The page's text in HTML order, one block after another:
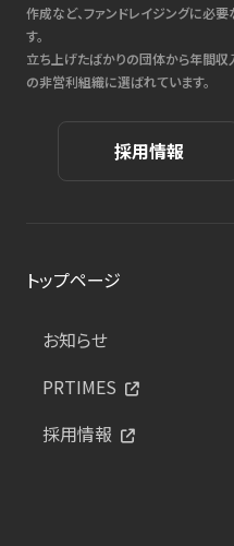
作成など、ファンドレイジングに必
す。
立ち上げたばかりの団体から年間
の非営利組織に選ばれています。
採用情報
トップページ
お知らせ
PRTIMES
採用情報